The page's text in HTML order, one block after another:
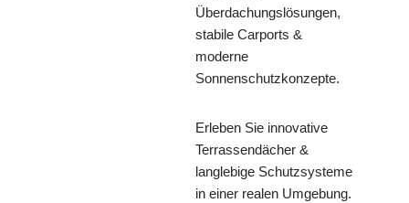
Überdachungslösungen,
stabile Carports &
moderne
Sonnenschutzkonzepte.
Erleben Sie innovative
Terrassendächer &
langlebige Schutzsysteme
in einer realen Umgebung.